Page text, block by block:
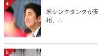
4
米シンクタンクが
相、...
5